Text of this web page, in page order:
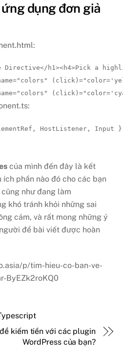
dụng đơn giả
Directive</ h1><h4>Pick a
=" colors " (click)="
=" colors " (click)="
, HostListener , Input }
của mình đến đây là kết
ích phần nào đó cho các bạn
như đang làm
khó tránh khỏi những sai
cảm, và rất mong những ý
để bài viết được hoàn
p/tim-hieu-co-ban-ve-
ByEZk2roKQ0
kiếm tiền với các plugin
WordPress của bạn?